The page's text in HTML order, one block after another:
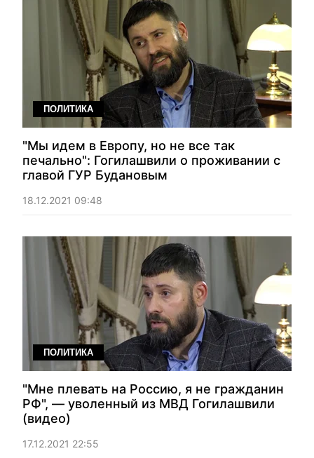
ПОЛИТИКА
"Мы идем в Европу, но не все так
печально": Гогилашвили о проживании с
главой ГУР Будановым
18.12.2021 09:48
ПОЛИТИКА
"Мне плевать на Россию, я не гражданин
РФ", — уволенный из МВД Гогилашвили
(видео)
17.12.2021 22:55